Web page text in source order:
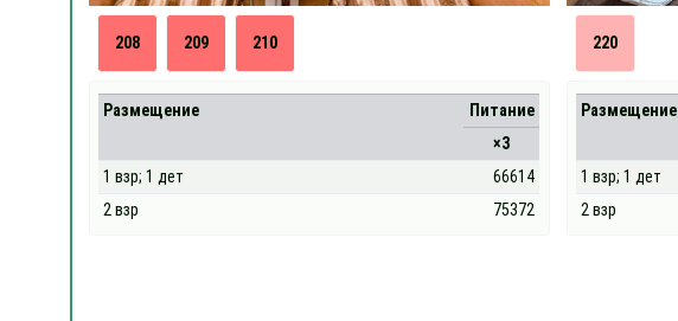
208 209 210
Размещение
Питание
×3
1 взр; 1 дет
66614
2 взр
75372
220
Размещение
1 взр; 1 дет
2 взр